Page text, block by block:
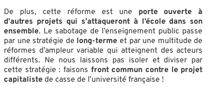
De plus, cette réforme est une porte ouverte à
d’autres projets qui s’attaqueront à l’école dans son
ensemble. Le sabotage de l’enseignement public passe
par une stratégie de long-terme et par une multitude de
réformes d’ampleur variable qui atteignent des acteurs
différents. Ne nous laissons pas isoler et diviser par
cette stratégie : faisons front commun contre le projet
capitaliste de casse de l’université française !